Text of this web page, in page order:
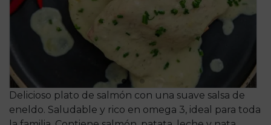
Delicioso plato de salmón con una suave salsa de
eneldo. Saludable y rico en omega 3, ideal para toda